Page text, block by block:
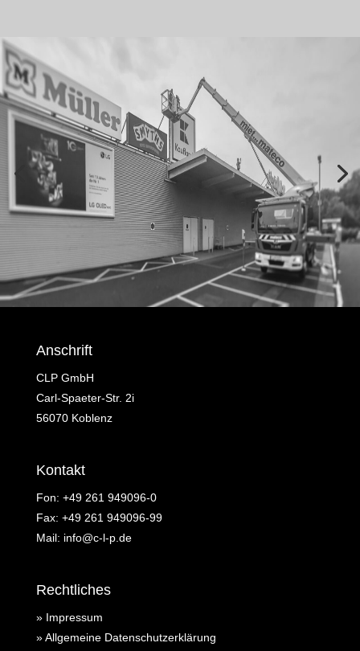
Anschrift
CLP GmbH
Carl-Spaeter-Str. 2i
56070 Koblenz
Kontakt
Fon: +49 261 949096-0
Fax: +49 261 949096-99
Mail: info@c-l-p.de
Rechtliches
» Impressum
» Allgemeine Datenschutzerklärung